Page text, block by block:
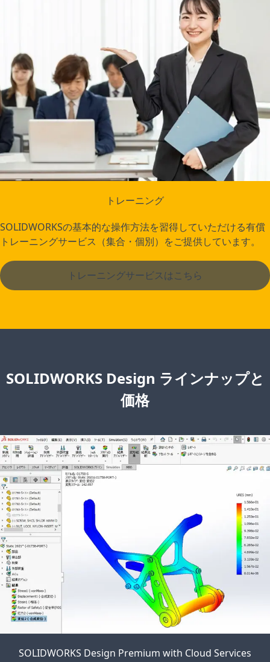
トレーニング
SOLIDWORKSの基本的な操作方法を習得していただける有償
トレーニングサービス（集合・個別）をご提供しています。
トレーニングサービスはこちら
SOLIDWORKS Design ラインナップと
価格
SOLIDWORKS Design Premium with Cloud Services